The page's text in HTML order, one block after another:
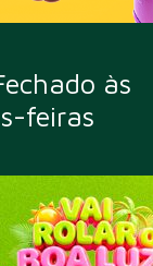
às
feiras